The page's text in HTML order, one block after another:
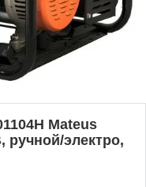
Mateus
ручной/электро,